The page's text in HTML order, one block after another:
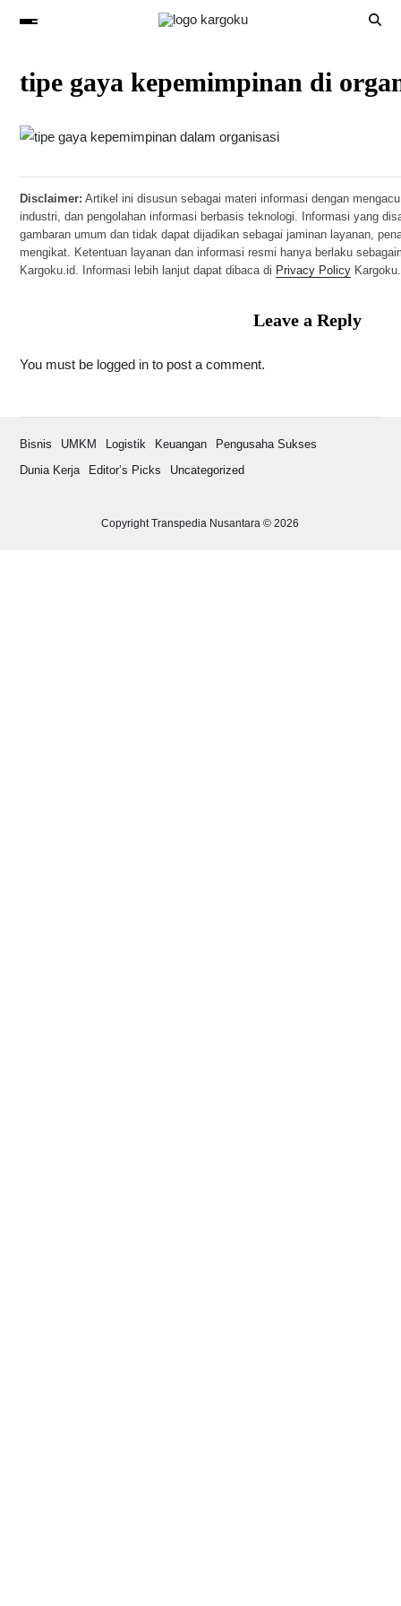
tipe gaya kepemimpinan di
Disclaimer: Artikel ini disusun sebagai materi informasi dengan
industri, dan pengolahan informasi berbasis teknologi. Informasi yang
gambaran umum dan tidak dapat dijadikan sebagai jaminan layanan,
mengikat. Ketentuan layanan dan informasi resmi hanya berlaku
Kargoku.id. Informasi lebih lanjut dapat dibaca di Privacy Policy
Leave a Reply
You must be logged into post a comment.
Copyright Transpedia Nusantara © 2026
Bisnis UMKM Logistik Keuangan
Pengusaha Sukses
Dunia Kerja
Editor’s Picks Uncategorized